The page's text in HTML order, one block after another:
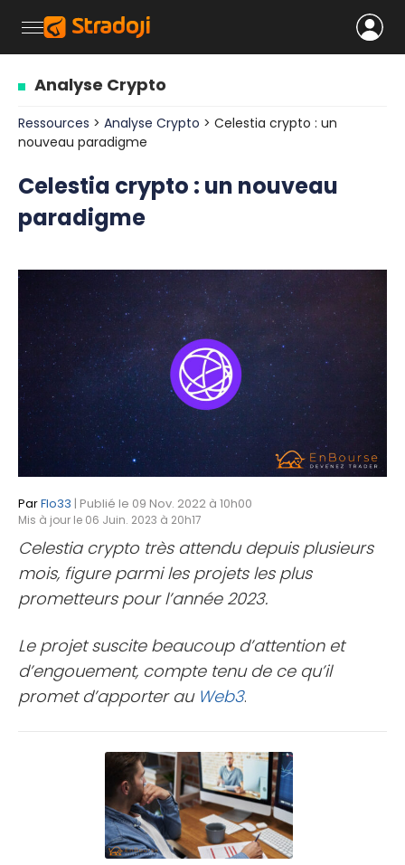
Analyse Crypto
Ressources > Analyse Crypto > Celestia crypto : un
nouveau paradigme
Celestia crypto : un nouveau
paradigme
ParFlo33 | Publié le 09 Nov. 2022 à 10h00
Mis à jour le 06 Juin. 2023 à 20h17
Celestia crypto très attendu depuis plusieurs
mois, figure parmi les projets les plus
prometteurs pour l’année 2023.
Le projet suscite beaucoup d’attention et
d’engouement, compte tenu de ce qu’il
promet d’apporter au Web3.